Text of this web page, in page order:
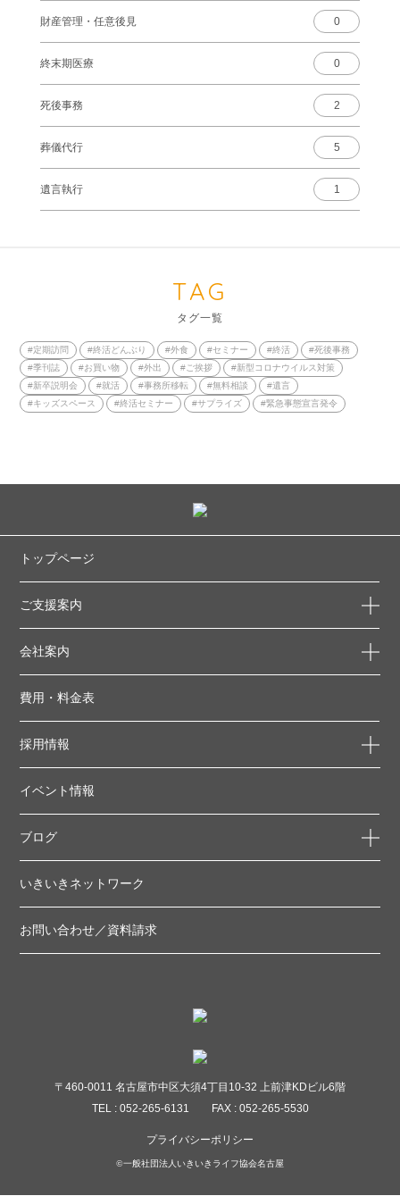
財産管理・任意後見 0
終末期医療 0
死後事務 2
葬儀代行 5
遺言執行 1
TAG
タグ一覧
#定期訪問 #終活どんぶり #外食 #セミナー #終活
#死後事務
#季刊誌
#お買い物 #外出 #ご挨拶
#新型コロナウイルス対策
#新卒説明会
#就活 #事務所移転 #無料相談
#遺言
#キッズスペース
#終活セミナー #サプライズ #緊急事態宣言発令
トップページ
ご支援案内
会社案内
費用・料金表
採用情報
イベント情報
ブログ
いきいきネットワーク
お問い合わせ／資料請求
〒460-0011 名古屋市中区大須4丁目10-32 上前津KDビル6階
TEL : 052-265-6131
FAX : 052-265-5530
プライバシーポリシー
©一般社団法人いきいきライフ協会名古屋